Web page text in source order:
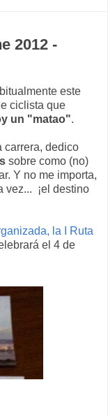
2012 -
este
ciclista que
un "matao".
carrera, dedico
sobre como (no)
Y no me importa,
vez... ¡el destino
la I Ruta
el 4 de